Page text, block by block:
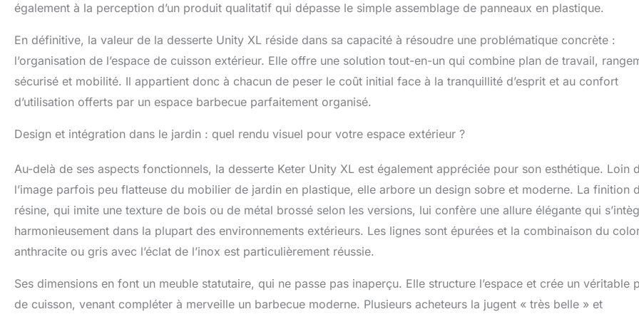
également à la perception d’un produit qualitatif qui dépasse le simple assemblage de panneaux en plastique.
En définitive, la valeur de la desserte Unity XL réside dans sa capacité à résoudre une problématique concrète :
l’organisation de l’espace de cuisson extérieur. Elle offre une solution tout-en-un qui combine plan de travail,
sécurisé et mobilité. Il appartient donc à chacun de peser le coût initial face à la tranquillité d’esprit et au confort
d’utilisation offerts par un espace barbecue parfaitement organisé.
Design et intégration dans le jardin : quel rendu visuel pour votre espace extérieur ?
Au-delà de ses aspects fonctionnels, la desserte Keter Unity XL est également appréciée pour son esthétique. Loin
l’image parfois peu flatteuse du mobilier de jardin en plastique, elle arbore un design sobre et moderne. La finition
résine, qui imite une texture de bois ou de métal brossé selon les versions, lui confère une allure élégante qui
harmonieusement dans la plupart des environnements extérieurs. Les lignes sont épurées et la combinaison du
anthracite ou gris avec l’éclat de l’inox est particulièrement réussie.
Ses dimensions en font un meuble statutaire, qui ne passe pas inaperçu. Elle structure l’espace et crée un véritable
de cuisson, venant compléter à merveille un barbecue moderne. Plusieurs acheteurs la jugent « très belle » et